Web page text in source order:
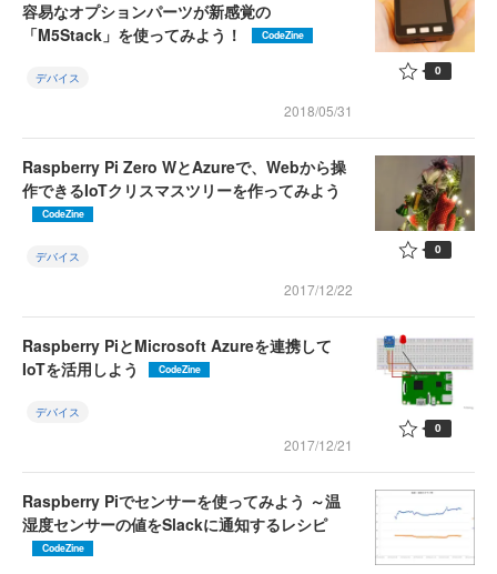
容易なオプションパーツが新感覚の
「M5Stack」を使ってみよう！
CodeZine
デバイス
2018/05/31
0
Raspberry Pi Zero WとAzureで、Webから操
作できるIoTクリスマスツリーを作ってみよう
CodeZine
デバイス
2017/12/22
0
Raspberry PiとMicrosoft Azureを連携して
IoTを活用しよう
CodeZine
デバイス
2017/12/21
0
Raspberry Piでセンサーを使ってみよう ～温
湿度センサーの値をSlackに通知するレシピ
CodeZine